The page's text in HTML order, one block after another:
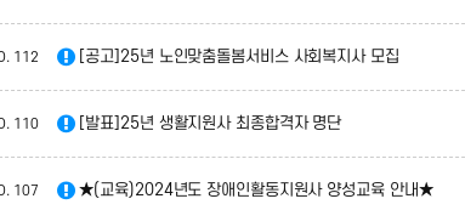
112 [공고]25년 노인맞춤돌봄서비스 사회복지사 모집
110 [발표]25년 생활지원사 최종합격자 명단
107 ★(교육)2024년도 장애인활동지원사 양성교육 안내★